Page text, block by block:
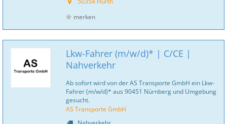
merken
Lkw-Fahrer (m/w/d)* | C/CE |
Nahverkehr
Ab sofort wird von der AS Transporte GmbH ein Lkw-
Fahrer (m/w/d)* aus 90451 Nürnberg und Umgebung
gesucht.
AS Transporte GmbH